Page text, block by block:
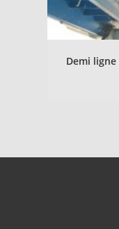
Demi ligne